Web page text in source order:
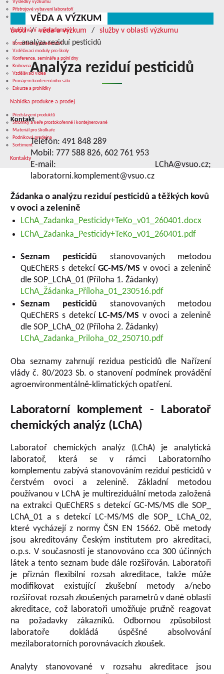
Výsledky výzkumu
Přístrojové vybavení laboratoří
Služby v oblasti výzkumu
Vzdělávání a poradenství
Konzultace a poradenství
Vzdělávací moduly pro školy
Konference, semináře a polní dny
Knihovna
Vzdělávací videa
Pronájem konferenčního sálu
Exkurze a prohlídky
Nabídka produkce a prodej
Představení produktů
Stromky a keře prostokořenné i kontejnerované
Materiál pro školkaře
Podniková prodejna
Sortiment
Kontakty
VĚDA A VÝZKUM
úvod věda a výzkum
služby v oblasti výzkumu
analýza reziduí pesticidů
Analýza reziduí pesticidů
Kontakt
Telefon: 491 848 289
Mobil: 777 588 826, 602 761 953
E-mail: LChA@vsuo.cz;
laboratorni.komplement@vsuo.cz
Žádanka o analýzu reziduí pesticidů a těžkých kovů
v ovoci a zelenině
LChA_Zadanka_Pesticidy+TeKo_v01_260401.docx
LChA_Zadanka_Pesticidy+TeKo_v01_260401.pdf
Seznam pesticidů stanovovaných metodou
QuEChERS s detekcí GC-MS/MS v ovoci a zelenině
dle SOP_LChA_01 (Příloha 1. Žádanky)
LChA_Žádanka_Příloha_01_230516.pdf
Seznam pesticidů stanovovaných metodou
QuEChERS s detekcí LC-MS/MS v ovoci a zelenině
dle SOP_LChA_02 (Příloha 2. Žádanky)
LChA_Zadanka_Priloha_02_250710.pdf
Oba seznamy zahrnují rezidua pesticidů dle Nařízení
vlády č. 80/2023 Sb. o stanovení podmínek provádění
agroenvironmentálně-klimatických opatření.
Laboratorní komplement - Laboratoř
chemických analýz (LChA)
Laboratoř chemických analýz (LChA) je analytická
laboratoř, která se v rámci Laboratorního
komplementu zabývá stanovováním reziduí pesticidů v
čerstvém ovoci a zelenině. Základní metodou
používanou v LChA je multireziduální metoda založená
na extrakci QuEChERS s detekcí GC-MS/MS dle SOP_
LChA_01 a s detekcí LC-MS/MS dle SOP_ LChA_02,
které vycházejí z normy ČSN EN 15662. Obě metody
jsou akreditovány Českým institutem pro akreditaci,
o.p.s. V současnosti je stanovováno cca 300 účinných
látek a tento seznam bude dále rozšiřován. Laboratoři
je přiznán flexibilní rozsah akreditace, takže může
modifikovat existující zkušební metody a/nebo
rozšiřovat rozsah zkoušených parametrů v dané oblasti
akreditace, což laboratoři umožňuje pružně reagovat
na požadavky zákazníků. Odbornou způsobilost
laboratoře dokládá úspěšné absolvování
mezilaboratorních porovnávacích zkoušek.
Analyty stanovované v rozsahu akreditace jsou